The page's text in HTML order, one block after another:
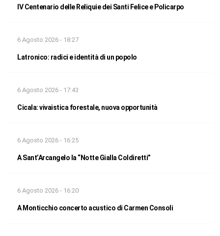
IV Centenario delle Reliquie dei Santi Felice e Policarpo
6 Agosto 2026 - 18:27
Latronico: radici e identità di un popolo
6 Agosto 2026 - 17:43
Cicala: vivaistica forestale, nuova opportunità
6 Agosto 2026 - 16:25
A Sant’Arcangelo la “Notte Gialla Coldiretti”
6 Agosto 2026 - 16:20
A Monticchio concerto acustico di Carmen Consoli